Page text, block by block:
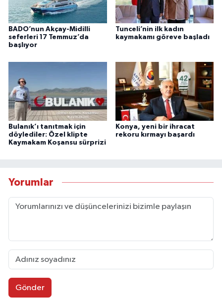
BADO’nun Akçay-Midilli
seferleri 17 Temmuz’da
başlıyor
Tunceli’nin ilk kadın
kaymakamı göreve başladı
Bulanık’ı tanıtmak için
döylediler: Özel klipte
Kaymakam Koşansu sürprizi
Konya, yeni bir ihracat
rekoru kırmayı başardı
Yorumlar
Gönder